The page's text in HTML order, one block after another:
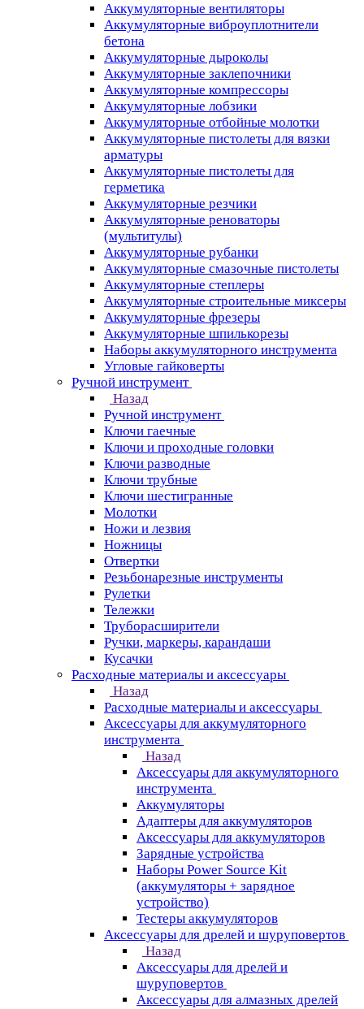
Аккумуляторные вентиляторы
Аккумуляторные виброуплотнители
бетона
Аккумуляторные дыроколы
Аккумуляторные заклепочники
Аккумуляторные компрессоры
Аккумуляторные лобзики
Аккумуляторные отбойные молотки
Аккумуляторные пистолеты для вязки
арматуры
Аккумуляторные пистолеты для
герметика
Аккумуляторные резчики
Аккумуляторные реноваторы
(мультитулы)
Аккумуляторные рубанки
Аккумуляторные смазочные пистолеты
Аккумуляторные степлеры
Аккумуляторные строительные миксеры
Аккумуляторные фрезеры
Аккумуляторные шпилькорезы
Наборы аккумуляторного инструмента
Угловые гайковерты
Ручной инструмент
Назад
Ручной инструмент
Ключи гаечные
Ключи и проходные головки
Ключи разводные
Ключи трубные
Ключи шестигранные
Молотки
Ножи и лезвия
Ножницы
Отвертки
Резьбонарезные инструменты
Рулетки
Тележки
Труборасширители
Ручки, маркеры, карандаши
Кусачки
Расходные материалы и аксессуары
Назад
Расходные материалы и аксессуары
Аксессуары для аккумуляторного
инструмента
Назад
Аксессуары для аккумуляторного
инструмента
Aккумуляторы
Адаптеры для аккумуляторов
Аксессуары для аккумуляторов
Зарядные устройства
Наборы Power Source Kit
(аккумуляторы + зарядное
устройство)
Тестеры аккумуляторов
Аксессуары для дрелей и шуруповертов
Назад
Аксессуары для дрелей и
шуруповертов
Аксессуары для алмазных дрелей